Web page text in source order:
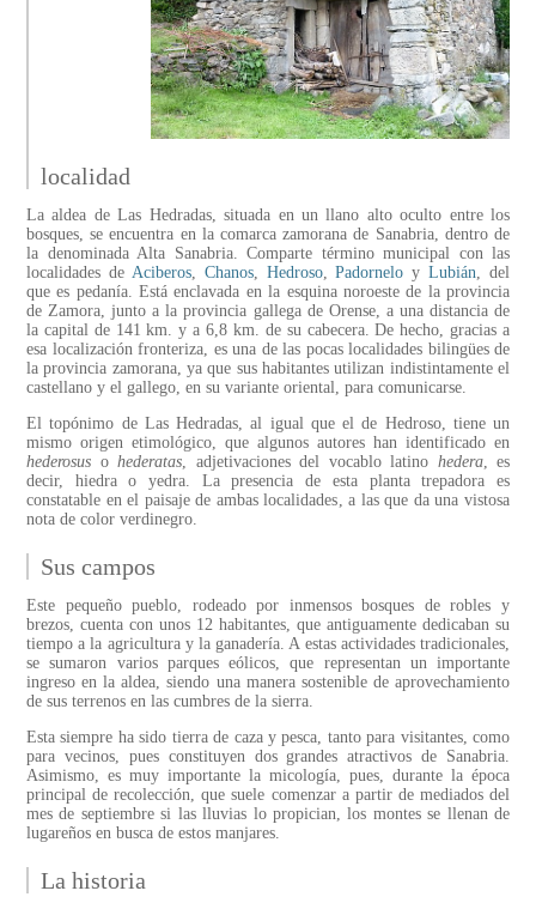
localidad
La aldea de Las Hedradas, situada en un llano alto oculto entre los
bosques, se encuentra en la comarca zamorana de Sanabria, dentro de
la denominada Alta Sanabria. Comparte término municipal con las
localidades de Aciberos, Chanos, Hedroso,Padornelo yLubián, del
que es pedanía. Está enclavada en la esquina noroeste de la provincia
de Zamora, junto a la provincia gallega de Orense, a una distancia de
la capital de 141 km. y a 6,8 km. de su cabecera. De hecho, gracias a
esa localización fronteriza, es una de las pocas localidades bilingües de
la provincia zamorana, ya que sus habitantes utilizan indistintamente el
castellano y el gallego, en su variante oriental, para comunicarse.
El topónimo de Las Hedradas, al igual que el de Hedroso, tiene un
mismo origen etimológico, que algunos autores han identificado en
hederosus o hederatas, adjetivaciones del vocablo latino hedera, es
decir, hiedra o yedra. La presencia de esta planta trepadora es
constatable en el paisaje de ambas localidades, a las que da una vistosa
nota de color verdinegro.
Sus campos
Este pequeño pueblo, rodeado por inmensos bosques de robles y
brezos, cuenta con unos 12 habitantes, que antiguamente dedicaban su
tiempo a la agricultura y la ganadería. A estas actividades tradicionales,
se sumaron varios parques eólicos, que representan un importante
ingreso en la aldea, siendo una manera sostenible de aprovechamiento
de sus terrenos en las cumbres de la sierra.
Esta siempre ha sido tierra de caza y pesca, tanto para visitantes, como
para vecinos, pues constituyen dos grandes atractivos de Sanabria.
Asimismo, es muy importante la micología, pues, durante la época
principal de recolección, que suele comenzar a partir de mediados del
mes de septiembre si las lluvias lo propician, los montes se llenan de
lugareños en busca de estos manjares.
La historia